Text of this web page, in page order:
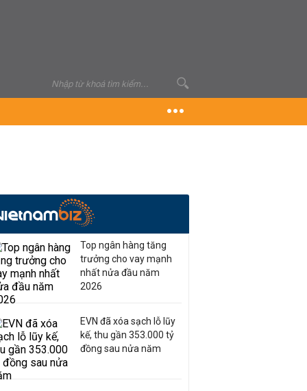
Top ngân hàng tăng
trưởng cho vay mạnh
nhất nửa đầu năm
2026
EVN đã xóa sạch lỗ lũy
kế, thu gần 353.000 tỷ
đồng sau nửa năm